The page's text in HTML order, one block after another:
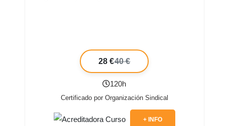
28 €40 €
120h
Certificado por Organización Sindical
+ INFO